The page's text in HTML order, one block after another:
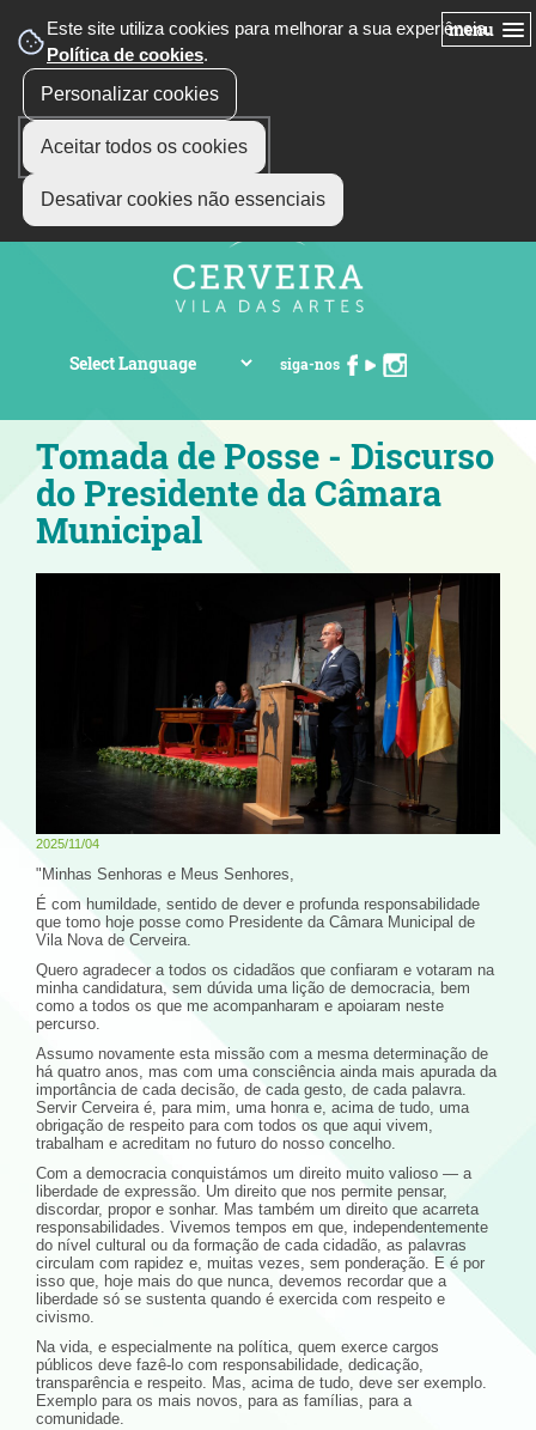
Este site utiliza cookies para melhorar a sua experiência.
Política de cookies.
Personalizar cookies
Aceitar todos os cookies
Desativar cookies não essenciais
menu
siga-nos
Tomada de Posse - Discurso
do Presidente da Câmara
Municipal
2025/11/04
"Minhas Senhoras e Meus Senhores,
É com humildade, sentido de dever e profunda responsabilidade
que tomo hoje posse como Presidente da Câmara Municipal de
Vila Nova de Cerveira.
Quero agradecer a todos os cidadãos que confiaram e votaram na
minha candidatura, sem dúvida uma lição de democracia, bem
como a todos os que me acompanharam e apoiaram neste
percurso.
Assumo novamente esta missão com a mesma determinação de
há quatro anos, mas com uma consciência ainda mais apurada da
importância de cada decisão, de cada gesto, de cada palavra.
Servir Cerveira é, para mim, uma honra e, acima de tudo, uma
obrigação de respeito para com todos os que aqui vivem,
trabalham e acreditam no futuro do nosso concelho.
Com a democracia conquistámos um direito muito valioso — a
liberdade de expressão. Um direito que nos permite pensar,
discordar, propor e sonhar. Mas também um direito que acarreta
responsabilidades. Vivemos tempos em que, independentemente
do nível cultural ou da formação de cada cidadão, as palavras
circulam com rapidez e, muitas vezes, sem ponderação. E é por
isso que, hoje mais do que nunca, devemos recordar que a
liberdade só se sustenta quando é exercida com respeito e
civismo.
Na vida, e especialmente na política, quem exerce cargos
públicos deve fazê-lo com responsabilidade, dedicação,
transparência e respeito. Mas, acima de tudo, deve ser exemplo.
Exemplo para os mais novos, para as famílias, para a
comunidade.